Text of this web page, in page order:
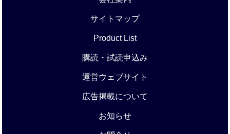
サイトマップ
Product List
購読・試読申込み
運営ウェブサイト
広告掲載について
お知らせ